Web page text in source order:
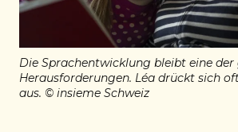
Die Sprachentwicklung bleibt eine der
Herausforderungen. Léa drückt sich
aus. © insieme Schweiz